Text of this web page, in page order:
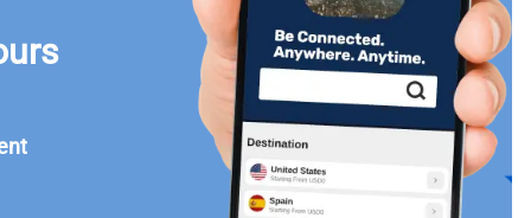
Fermer la fenêtre contextuelle